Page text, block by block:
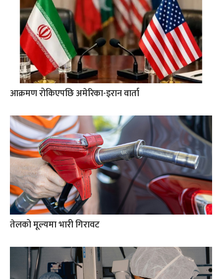
आक्रमण रोकिएपछि अमेरिका-इरान वार्ता
तेलको मूल्यमा भारी गिरावट